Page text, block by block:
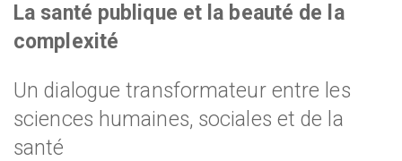
La santé publique et la beauté de la
complexité
Un dialogue transformateur entre les
sciences humaines, sociales et de la
santé